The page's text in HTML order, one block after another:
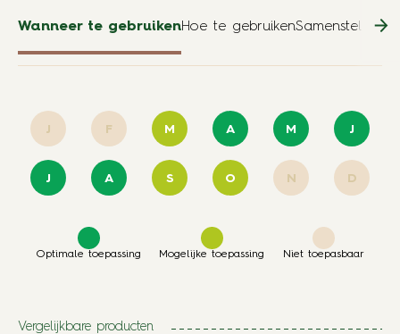
Wanneer te gebruikenHoe te gebruikenSamenstelling
J F M A M J
J A S O N D
Optimale toepassing Mogelijke toepassing Niet toepasbaar
Vergelijkbare producten